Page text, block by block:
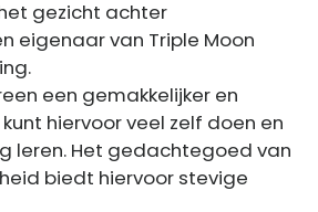
gezicht achter
eigenaar van Triple Moon
een gemakkelijker en
hiervoor veel zelf doen en
leren. Het gedachtegoed van
biedt hiervoor stevige